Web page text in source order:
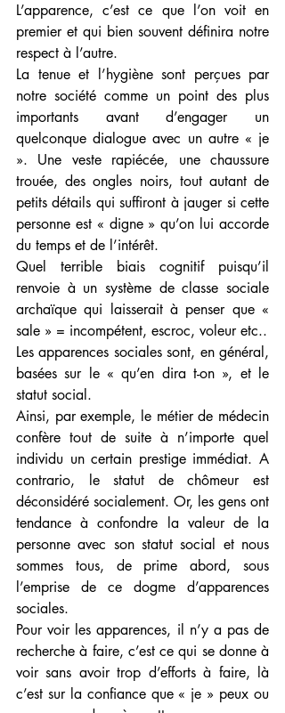
L’apparence, c’est ce que l’on voit en
premier et qui bien souvent définira notre
respect à l’autre.
La tenue et l’hygiène sont perçues par
notre société comme un point des plus
importants avant d’engager un
quelconque dialogue avec un autre « je
». Une veste rapiécée, une chaussure
trouée, des ongles noirs, tout autant de
petits détails qui suffiront à jauger si cette
personne est « digne » qu’on lui accorde
du temps et de l’intérêt.
Quel terrible biais cognitif puisqu’il
renvoie à un système de classe sociale
archaïque qui laisserait à penser que «
Les apparences sociales sont, en général,
basées sur le « qu’en dira t-on », et le
statut social.
Ainsi, par exemple, le métier de médecin
confère tout de suite à n’importe quel
individu un certain prestige immédiat. A
contrario, le statut de chômeur est
déconsidéré socialement. Or, les gens ont
tendance à confondre la valeur de la
personne avec son statut social et nous
sommes tous, de prime abord, sous
l’emprise de ce dogme d’apparences
sociales.
Pour voir les apparences, il n’y a pas de
recherche à faire, c’est ce qui se donne à
voir sans avoir trop d’efforts à faire, là
c’est sur la confiance que « je » peux ou